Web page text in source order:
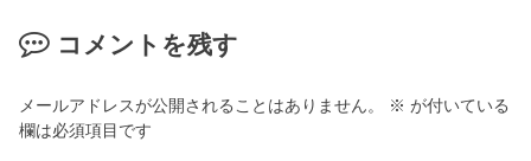
コメントを残す
メールアドレスが公開されることはありません。 ※ が付いている
欄は必須項目です